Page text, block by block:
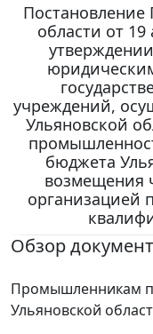
Постановление
области от 19
учреждений,
Ульяновской
бюджета
возмещения
организацией
Обзор
Промышленникам
Ульяновской